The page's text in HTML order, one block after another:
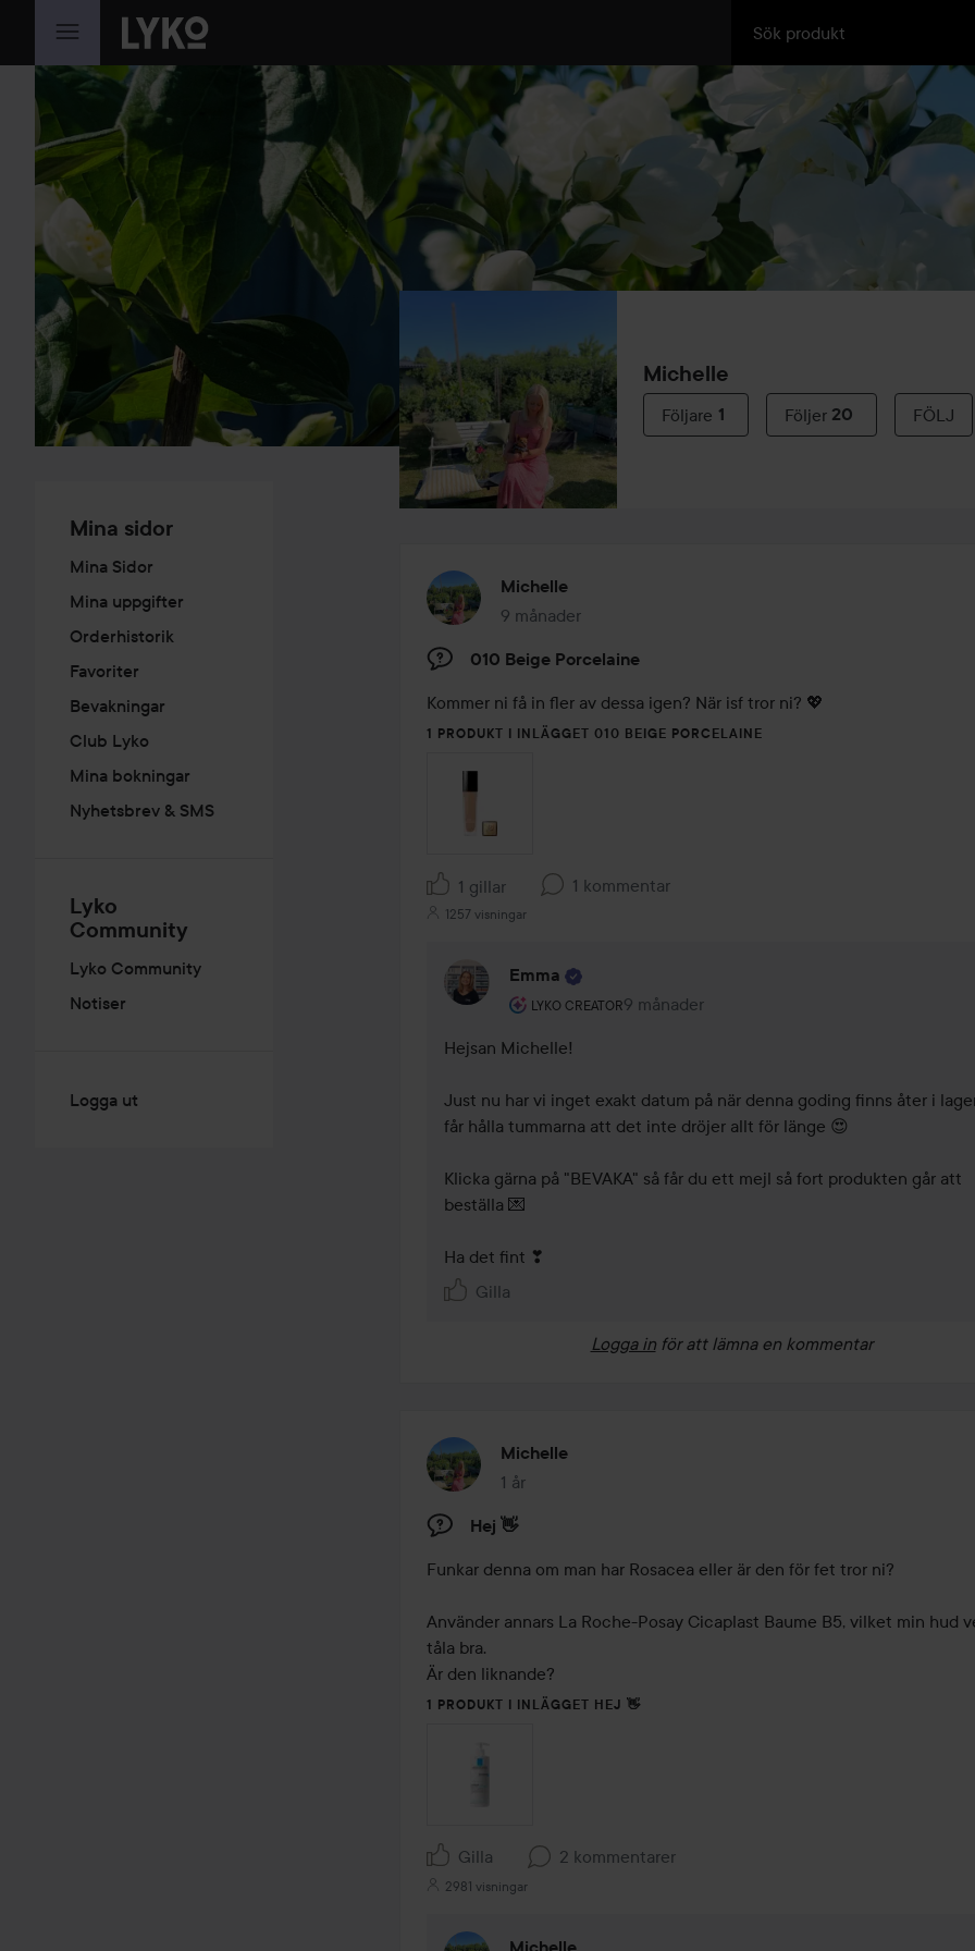
HOPPA TILL INNEHÅLLET
Mina sidor
Mina Sidor
Mina uppgifter
Orderhistorik
Favoriter
Bevakningar
Club Lyko
Mina bokningar
Nyhetsbrev & SMS
Lyko
Community
Lyko Community
Notiser
Logga ut
Michelle
Följare 1 Följer 20 FÖLJ
Michelle
9 månader
Inlägget skapades 9 månader
010 Beige Porcelaine
Kommer ni få in fler av dessa igen? När isf tror ni? 💖
1 PRODUKT I INLÄGGET 010 BEIGE PORCELAINE
1 gillar 1 kommentar
1257 visningar
Emma
LYKO CREATOR
Användarens roll: Lyko Creator.
9 månader
Kommentaren lades 9 månader
Hejsan Michelle!
Just nu har vi inget exakt datum på när denna goding finns åter i
får hålla tummarna att det inte dröjer allt för länge 😍
Klicka gärna på "BEVAKA" så får du ett mejl så fort produkten går att
beställa 💌
Ha det fint ❣
Gilla
Logga in för att lämna en kommentar
Michelle
1 år
Inlägget skapades 1 år
Hej 👋
Funkar denna om man har Rosacea eller är den för fet tror ni?
Använder annars La Roche-Posay Cicaplast Baume B5, vilket min hud
tåla bra.
Är den liknande?
1 PRODUKT I INLÄGGET HEJ 👋
Gilla 2 kommentarer
2981 visningar